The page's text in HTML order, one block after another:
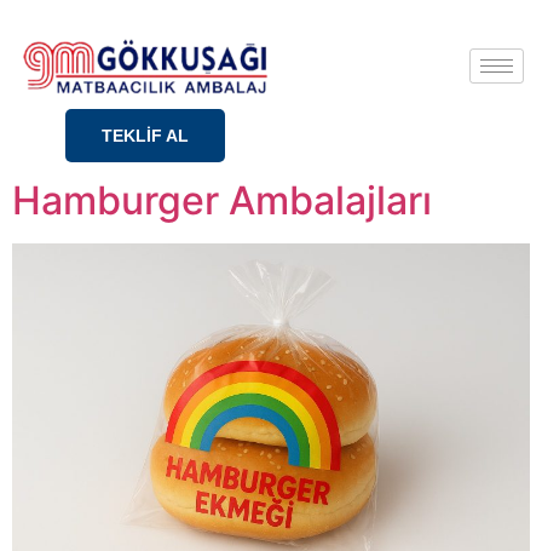
TEKLİF AL
Hamburger Ambalajları